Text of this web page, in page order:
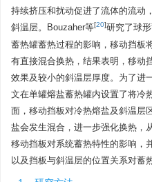
持续挤压和扰动促进了流体的流动
斜温层。Bouzaher等[20]研究了球
蓄热罐蓄热过程的影响，移动挡板
有直接混合换热，结果表明，移动
效果及较小的斜温层厚度。为了进
文在单罐熔盐蓄热罐内设置了将冷
面，移动挡板对冷热熔盐及斜温层
盐会发生混合，进一步强化换热，
移动挡板对系统蓄热特性的影响，
以及挡板与斜温层的位置关系对蓄